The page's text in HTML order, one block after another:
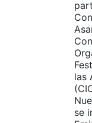
las
se